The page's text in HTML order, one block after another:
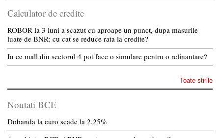
Calculator de credite
ROBOR la 3 luni a scazut cu aproape un punct, dupa masurile
luate de BNR; cu cat se reduce rata la credite?
In ce mall din sectorul 4 pot face o simulare pentru o refinantare?
Toate stirile
Noutati BCE
Dobanda la euro scade la 2,25%